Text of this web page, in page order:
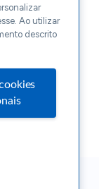
Ao utilizar
descrito